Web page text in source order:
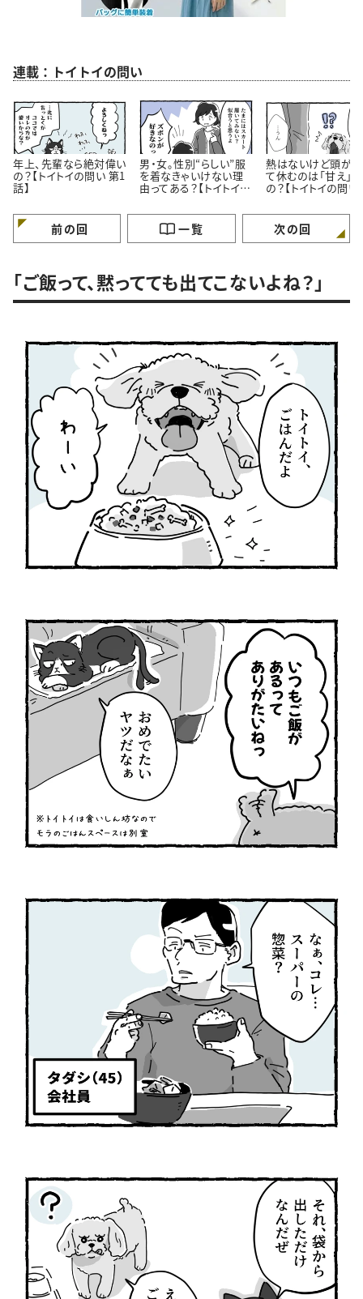
連載：トイトイの問い
年上、先輩なら絶対偉い
の？【トイトイの問い 第1
話】
男・女。性別“らしい”服
を着なきゃいけない理
由ってある？【トイトイの
熱はないけど頭が痛
て休むのは「甘え」な
の？【トイトイの問
前の回 一覧 次の回
「ご飯って、黙ってても出てこないよね？」